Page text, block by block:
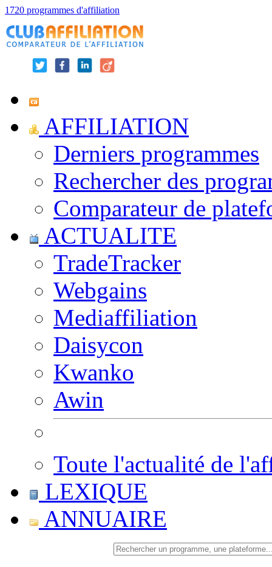
1720 programmes d'affiliation
AFFILIATION
Derniers programmes
Rechercher des
Comparateur de
ACTUALITE
TradeTracker
Webgains
Mediaffiliation
Daisycon
Kwanko
Awin
Toute l'actualité de
LEXIQUE
ANNUAIRE